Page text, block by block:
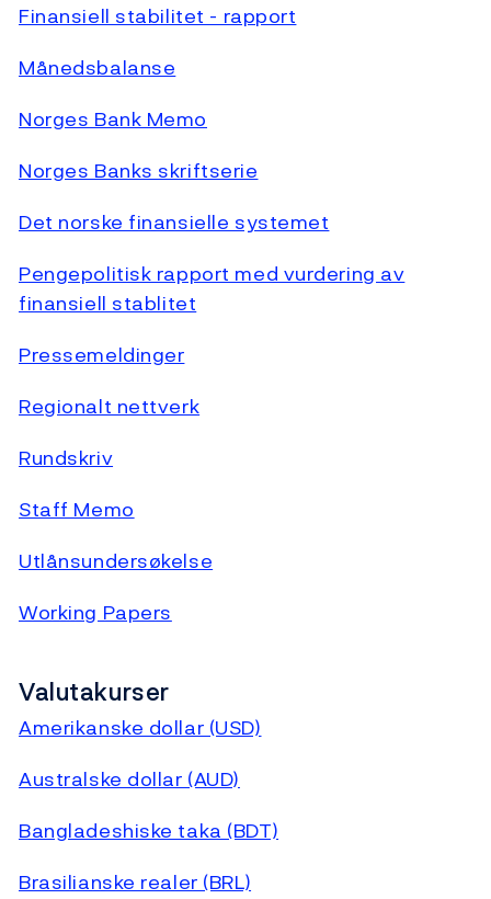
Finansiell stabilitet - rapport
Månedsbalanse
Norges Bank Memo
Norges Banks skriftserie
Det norske finansielle systemet
Pengepolitisk rapport med vurdering av
finansiell stablitet
Pressemeldinger
Regionalt nettverk
Rundskriv
Staff Memo
Utlånsundersøkelse
Working Papers
Valutakurser
Amerikanske dollar (USD)
Australske dollar (AUD)
Bangladeshiske taka (BDT)
Brasilianske realer (BRL)